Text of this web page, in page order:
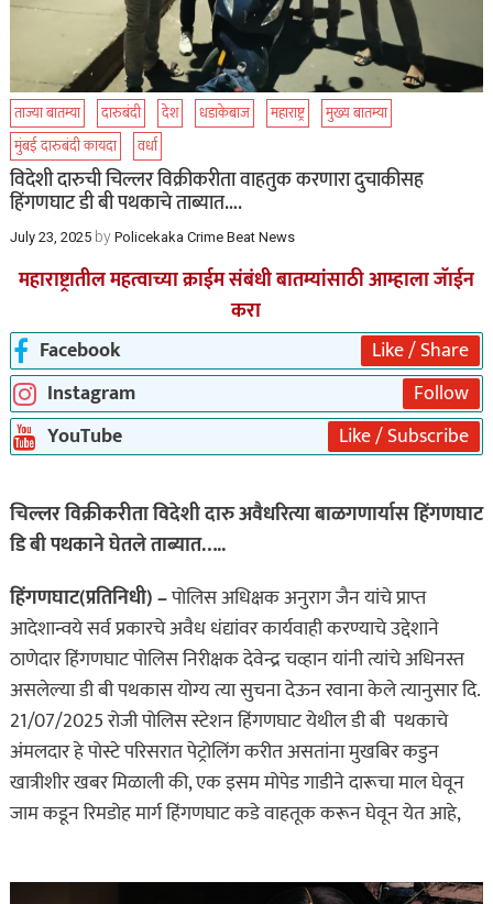
ताज्या बातम्या दारुबंदी देश धडाकेबाज महाराष्ट्र
मुख्य बातम्या
मुंबई दारुबंदी कायदा
वर्धा
विदेशी दारुची चिल्लर विक्रीकरीता वाहतुक करणारा दुचाकीसह
हिंगणघाट डी बी पथकाचे ताब्यात….
July 23, 2025by Policekaka Crime Beat News
महाराष्ट्रातील महत्वाच्या क्राईम संबंधी बातम्यांसाठी आम्हाला जॅाईन
करा
Facebook
Like / Share
Instagram
Follow
YouTube
Like / Subscribe
चिल्लर विक्रीकरीता विदेशी दारु अवैधरित्या बाळगणार्यास हिंगणघाट
डि बी पथकाने घेतले ताब्यात…..
हिंगणघाट(प्रतिनिधी) –पोलिस अधिक्षक अनुराग जैन यांचे प्राप्त
आदेशान्वये सर्व प्रकारचे अवैध धंद्यांवर कार्यवाही करण्याचे उद्देशाने
ठाणेदार हिंगणघाट पोलिस निरीक्षक देवेन्द्र चव्हान यांनी त्यांचे अधिनस्त
असलेल्या डी बी पथकास योग्य त्या सुचना देऊन रवाना केले त्यानुसार दि.
21/07/2025 रोजी पोलिस स्टेशन हिंगणघाट येथील डी बी पथकाचे
अंमलदार हे पोस्टे परिसरात पेट्रोलिंग करीत असतांना मुखबिर कडुन
खात्रीशीर खबर मिळाली की, एक इसम मोपेड गाडीने दारूचा माल घेवून
जाम कडून रिमडोह मार्ग हिंगणघाट कडे वाहतूक करून घेवून येत आहे,